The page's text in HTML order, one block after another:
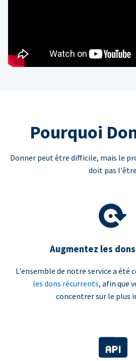
Pourquoi
Donner peut être difficile, mais le
doit pas l'être
Augmentez les
L'ensemble de notre service a été
les dons récurrents, afin que
concentrer sur le plus